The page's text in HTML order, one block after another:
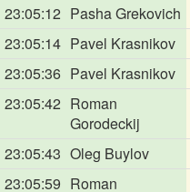
23:05:12 Pasha Grekovich
23:05:14 Pavel Krasnikov
23:05:36 Pavel Krasnikov
23:05:42 Roman
Gorodeckij
23:05:43 Oleg Buylov
23:05:59 Roman